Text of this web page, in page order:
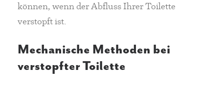
können, wenn der Abfluss Ihrer Toilette
verstopft ist.
Mechanische Methoden bei
verstopfter Toilette